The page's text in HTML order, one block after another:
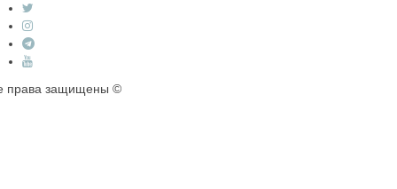
права защищены ©